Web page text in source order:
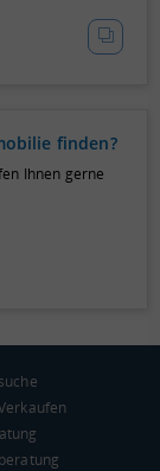
finden?
Ihnen gerne